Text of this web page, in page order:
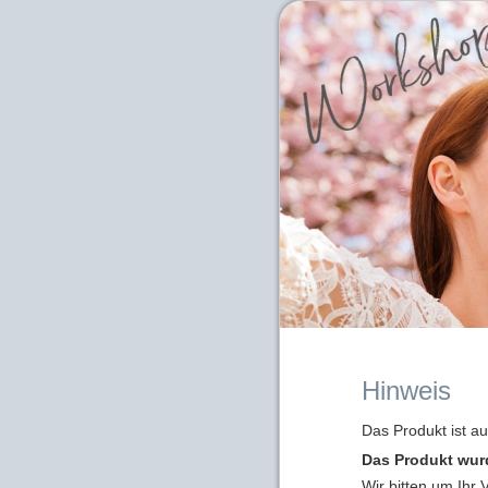
Hinweis
Das Produkt ist
Das Produkt